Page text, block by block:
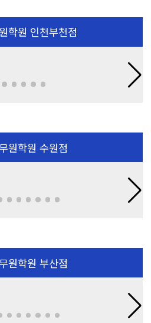
학원 인천부천점
원학원 수원점
원학원 부산점